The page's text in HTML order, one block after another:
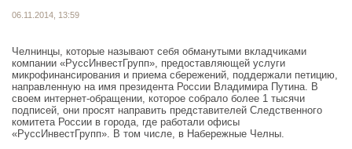
06.11.2014, 13:59
Челнинцы, которые называют себя обманутыми вкладчиками
компании «РуссИнвестГрупп», предоставляющей услуги
микрофинансирования и приема сбережений, поддержали петицию,
направленную на имя президента России Владимира Путина. В
своем интернет-обращении, которое собрало более 1 тысячи
подписей, они просят направить представителей Следственного
комитета России в города, где работали офисы
«РуссИнвестГрупп». В том числе, в Набережные Челны.